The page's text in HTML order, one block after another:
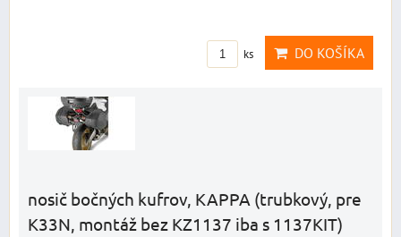
ks DO KOŠÍKA
nosič bočných kufrov, KAPPA (trubkový, pre
K33N, montáž bez KZ1137 iba s 1137KIT)